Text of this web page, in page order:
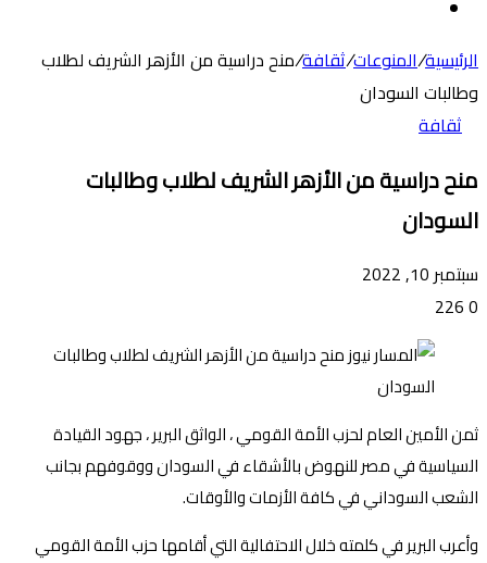
الرئيسية/المنوعات/ثقافة/منح دراسية من الأزهر الشريف لطلاب
وطالبات السودان
ثقافة
منح دراسية من الأزهر الشريف لطلاب وطالبات
السودان
سبتمبر 10, 2022
0
ثمن الأمين العام لحزب الأمة القومي ، الواثق البرير ، جهود القيادة
السياسية في مصر للنهوض بالأشقاء في السودان ووقوفهم بجانب
الشعب السوداني في كافة الأزمات والأوقات.
وأعرب البرير في كلمته خلال الاحتفالية التي أقامها حزب الأمة القومي